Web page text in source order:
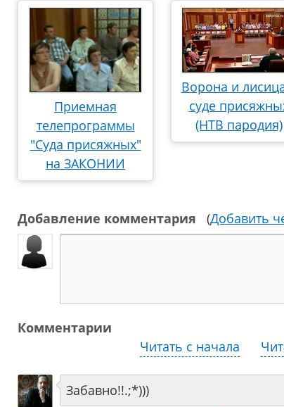
Приемная
телепрограммы
"Суда присяжных"
на ЗАКОНИИ
Ворона и
суде
(НТВ пародия)
Добавление комментария (Добавить
Комментарии
Читать с начала
Забавно!!.;*)))